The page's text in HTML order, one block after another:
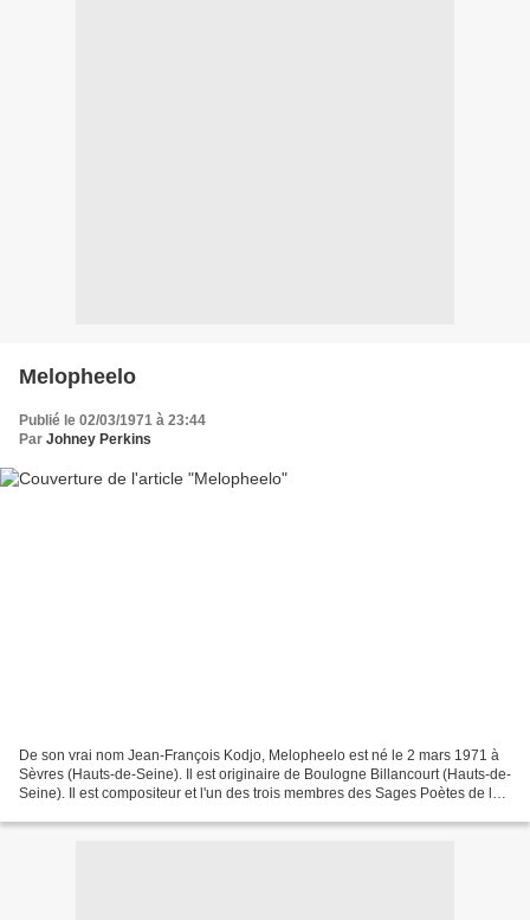
Melopheelo
Publié le 02/03/1971 à 23:44
Par Johney Perkins
De son vrai nom Jean-François Kodjo, Melopheelo est né le 2 mars 1971 à
Sèvres (Hauts-de-Seine). Il est originaire de Boulogne Billancourt (Hauts-de-
Seine). Il est compositeur et l'un des trois membres des Sages Poètes de la